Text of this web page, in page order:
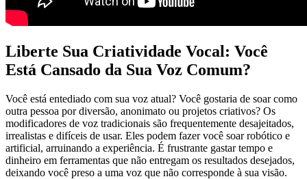
Liberte Sua Criatividade Vocal: Você
Está Cansado da Sua Voz Comum?
Você está entediado com sua voz atual? Você gostaria de soar como
outra pessoa por diversão, anonimato ou projetos criativos? Os
modificadores de voz tradicionais são frequentemente desajeitados,
irrealistas e difíceis de usar. Eles podem fazer você soar robótico e
artificial, arruinando a experiência. É frustrante gastar tempo e
dinheiro em ferramentas que não entregam os resultados desejados,
deixando você preso a uma voz que não corresponde à sua visão.